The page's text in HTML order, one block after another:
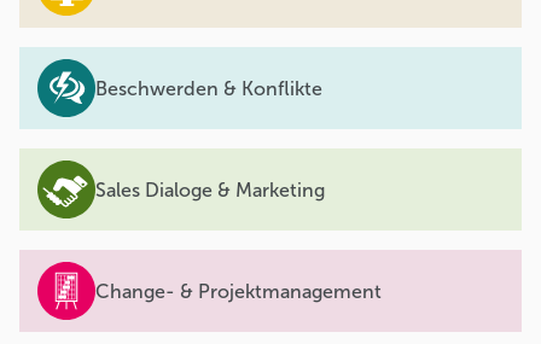
Beschwerden & Konflikte
Sales Dialoge & Marketing
Change- & Projektmanagement